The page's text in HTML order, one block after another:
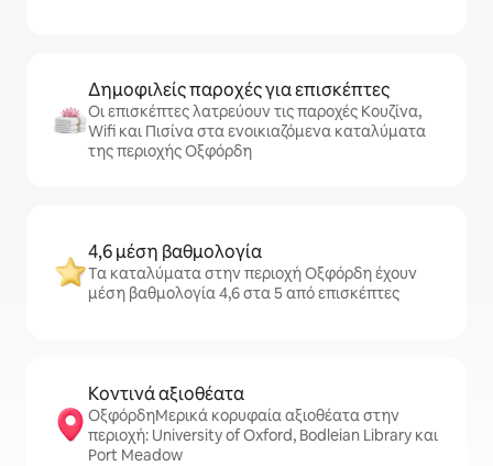
Δημοφιλείς παροχές για επισκέπτες
Οι επισκέπτες λατρεύουν τις παροχές Κουζίνα,
Wifi και Πισίνα στα ενοικιαζόμενα καταλύματα
της περιοχής Οξφόρδη
4,6 μέση βαθμολογία
Τα καταλύματα στην περιοχή Οξφόρδη έχουν
μέση βαθμολογία 4,6 στα 5 από επισκέπτες
Κοντινά αξιοθέατα
ΟξφόρδηΜερικά κορυφαία αξιοθέατα στην
περιοχή: University of Oxford, Bodleian Library και
Port Meadow